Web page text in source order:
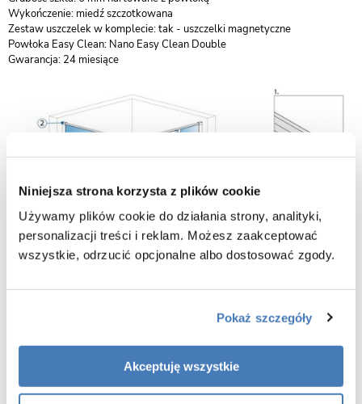
Niniejsza strona korzysta z plików cookie
Używamy plików cookie do działania strony, analityki,
personalizacji treści i reklam. Możesz zaakceptować
wszystkie, odrzucić opcjonalne albo dostosować zgody.
Pokaż szczegóły
Akceptuję wszystkie
Wykończenie: miedź szczotkowana
Zestaw uszczelek w komplecie: tak - uszczelki magnetyczne
Powłoka Easy Clean: Nano Easy Clean Double
Gwarancja: 24 miesiące